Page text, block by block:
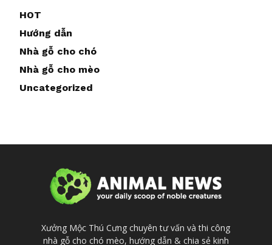
HOT
Hướng dẫn
Nhà gỗ cho chó
Nhà gỗ cho mèo
Uncategorized
Xưởng Mộc Thú Cưng chuyên tư vấn và thi công
nhà gỗ cho chó mèo, hướng dẫn & chia sẻ kinh